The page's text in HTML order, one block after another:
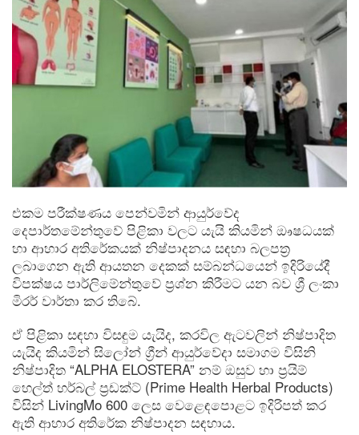
එකම පරීක්ෂණය පෙන්වමින් ආයුර්වේද
දෙපාර්තමේන්තුවේ පිළිකා වලට යැයි කියමින් ඖෂධයක්
හා ආහාර අතිරේකයක් නිෂ්පාදනය සඳහා බලපත්‍ර
ලබාගෙන ඇති ආයතන දෙකක් සම්බන්ධයෙන් ඉදිරියේදී
විපක්ෂය පාර්ලිමේන්තුවේ ප්‍රශ්න කිරීමට යන බව ශ්‍රී ලංකා
මිරර් වාර්තා කර තිබේ.
ඒ පිළිකා සඳහා විසඳුම යැයිද, කරවිල ඇටවලින් නිෂ්පාදිත
යැයිද කියමින් සිලෝන් ග්‍රීන් ආයුර්වේදා සමාගම විසිනි
නිෂ්පාදිත “ALPHA ELOSTERA” නම් ඔසුව හා ප්‍රයිම්
හෙල්ත් හර්බල් ප්‍රඩක්ට් (Prime Health Herbal Products)
විසින් LivingMo 600 ලෙස වෙළ‍ෙඳපොළට ඉදිරිපත් කර
ඇති ආහාර අතිරේක නිෂ්පාදන සඳහාය.